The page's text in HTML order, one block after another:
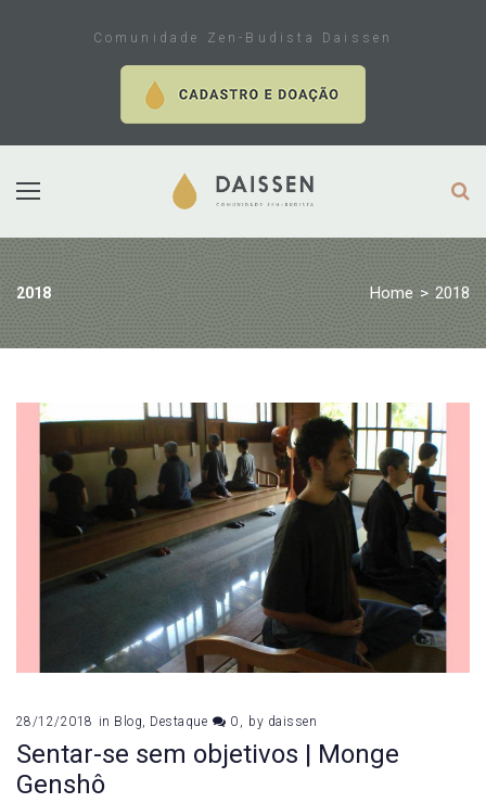
Comunidade Zen-Budista Daissen
2018 Home > 2018
Ano:
2018
28/12/2018 in Blog, Destaque 0 by daissen
Sentar-se sem objetivos | Monge
Genshô